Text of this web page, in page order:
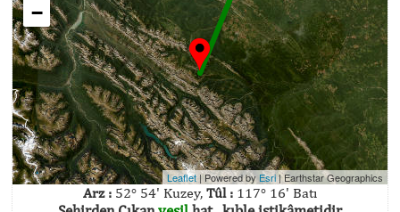
−
Leaflet | Powered by Esri|Earthstar Geographics
Arz : 52° 54' Kuzey, Tûl : 117° 16' Batı